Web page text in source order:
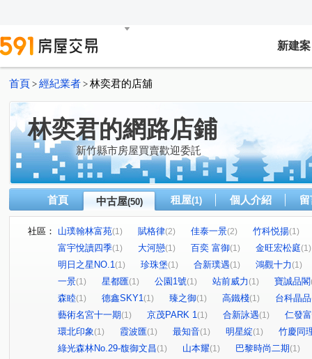
新建案
首頁 > 經紀業者 > 林奕君的店舖
林奕君的網路店鋪
新竹縣市房屋買賣歡迎委託
首頁 中古屋(50) 租屋(1) 個人介紹
社區： 山璞翰林富苑(1) 賦格律(2) 佳泰一景(2) 竹科悦揚(1)
富宇悅讀四季(1) 大河戀(1) 百奕 富御(1) 金旺宏松庭(1)
明日之星NO.1(1) 珍珠堡(1) 合新璞遇(1) 鴻觀十力(1)
一景(1) 星都匯(1) 公園1號(1) 站前威力(1) 寶誠品閣
森睦(1) 德鑫SKY1(1) 臻之御(1) 高鐵棧(1) 台科晶品
藝術名宮十一期(1) 京茂PARK 1(1) 合新詠遇(1)
仁發
環北印象(1) 霞波匯(1) 最知音(1) 明星綻(1)
竹慶同
綠光森林No.29-馥御文昌(1) 山本耀(1) 巴黎時尚二期(1)